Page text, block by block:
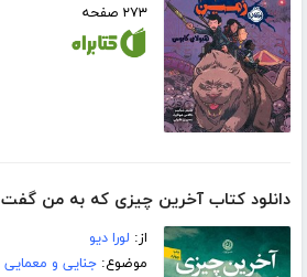
۲۷۳ صفحه
دانلود کتاب آخرین چیزی که به من گفت
از: لورا دیو
موضوع:جنایی و معمایی